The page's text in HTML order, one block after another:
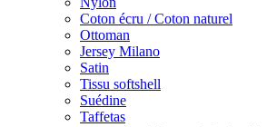
Coton écru / Coton naturel
Ottoman
Jersey Milano
Satin
Tissu softshell
Suédine
Taffetas